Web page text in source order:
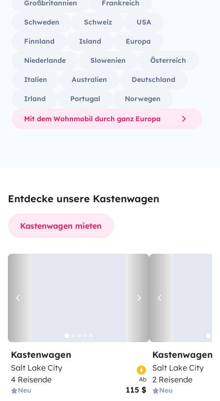
Großbritannien Frankreich
Schweden Schweiz USA
Finnland Island Europa
Niederlande Slowenien Österreich
Italien Australien Deutschland
Irland Portugal Norwegen
Mit dem Wohnmobil durch ganz Europa
Entdecke unsere Kastenwagen
Kastenwagen mieten
Kastenwagen
Salt Lake City
4 Reisende
Neu
Ab
115 $
Kastenwagen
Salt Lake City
2 Reisende
Neu